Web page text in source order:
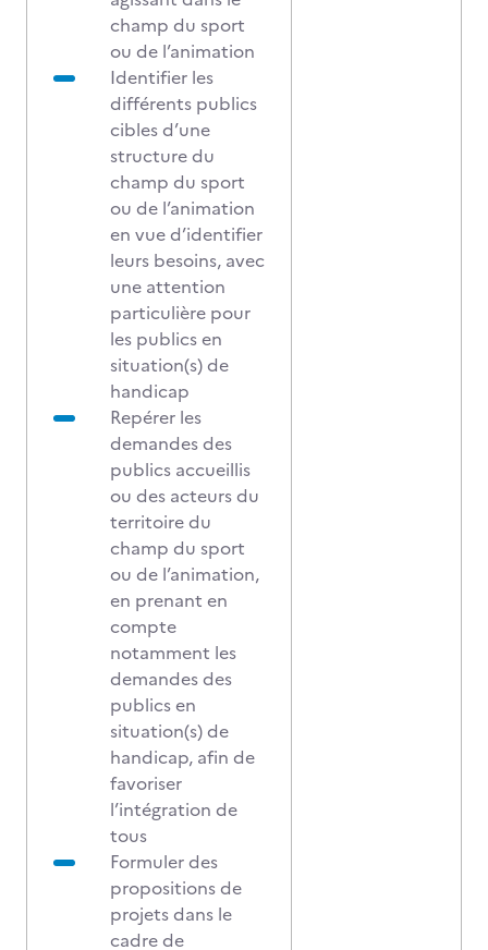
champ du sport
ou de l’animation
Identifier les
différents publics
cibles d’une
structure du
champ du sport
ou de l’animation
en vue d’identifier
leurs besoins, avec
une attention
particulière pour
les publics en
situation(s) de
handicap
Repérer les
demandes des
publics accueillis
ou des acteurs du
territoire du
champ du sport
ou de l’animation,
en prenant en
compte
notamment les
demandes des
publics en
situation(s) de
handicap, afin de
favoriser
l’intégration de
tous
Formuler des
propositions de
projets dans le
cadre de